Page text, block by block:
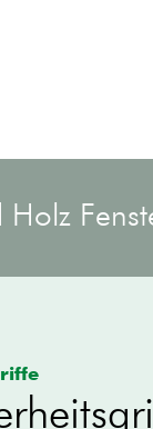
Holz